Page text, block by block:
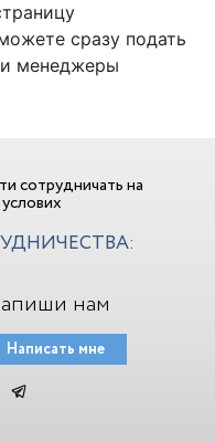
сразу подать
менеджеры
сотрудничать на
нам
Написать мне